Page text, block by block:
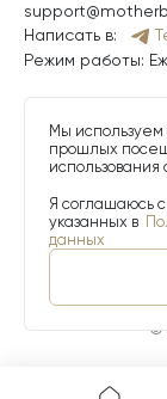
Написать в:
Режим работы:
©
Мы
прошлых
использования
Я соглашаюсь
указанных в
данных